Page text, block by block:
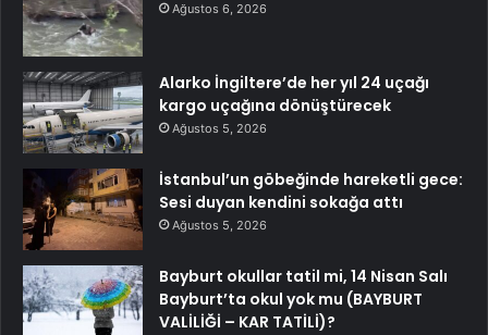
Ağustos 6, 2026
Alarko İngiltere’de her yıl 24 uçağı
kargo uçağına dönüştürecek
Ağustos 5, 2026
İstanbul’un göbeğinde hareketli gece:
Sesi duyan kendini sokağa attı
Ağustos 5, 2026
Bayburt okullar tatil mi, 14 Nisan Salı
Bayburt’ta okul yok mu (BAYBURT
VALİLİĞİ – KAR TATİLİ)?